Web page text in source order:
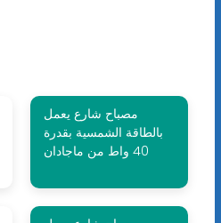
مصباح شارع يعمل
بالطاقة الشمسية بقدرة
40 واط من ماجادان